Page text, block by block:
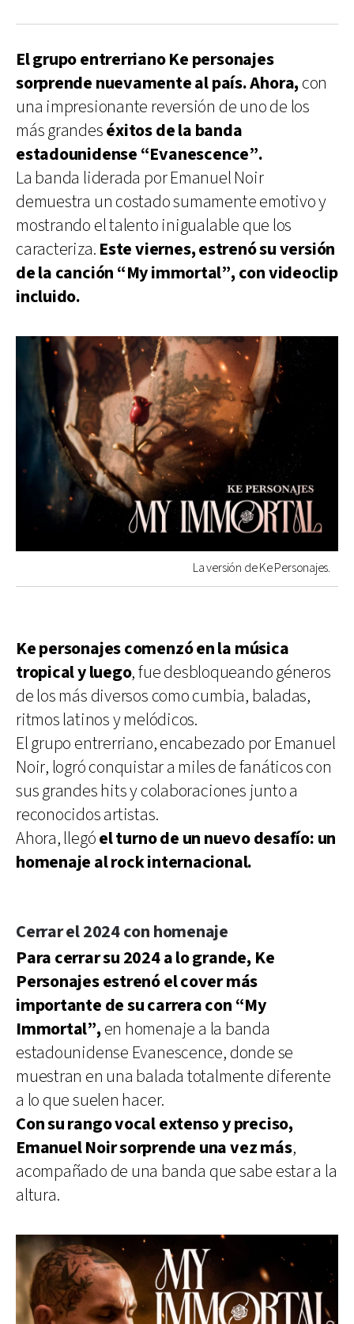
El grupo entrerriano Ke personajes
sorprende nuevamente al país. Ahora,con
una impresionante reversión de uno de los
más grandeséxitos de la banda
estadounidense “Evanescence”.
La banda liderada por Emanuel Noir
demuestra un costado sumamente emotivo y
mostrando el talento inigualable que los
caracteriza. Este viernes, estrenó su versión
de la canción “My immortal”, con videoclip
incluido.
La versión de Ke Personajes.
Ke personajes comenzó en la música
tropical y luego, fue desbloqueando géneros
de los más diversos como cumbia, baladas,
ritmos latinos y melódicos.
El grupo entrerriano, encabezado por Emanuel
Noir, logró conquistar a miles de fanáticos con
sus grandes hits y colaboraciones junto a
reconocidos artistas.
Ahora, llegóel turno de un nuevo desafío: un
homenaje al rock internacional.
Cerrar el 2024 con homenaje
Para cerrar su 2024 a lo grande, Ke
Personajes estrenó el cover más
importante de su carrera con “My
Immortal”,en homenaje a la banda
estadounidense Evanescence, donde se
muestran en una balada totalmente diferente
a lo que suelen hacer.
Con su rango vocal extenso y preciso,
Emanuel Noir sorprende una vez más,
acompañado de una banda que sabe estar a la
altura.